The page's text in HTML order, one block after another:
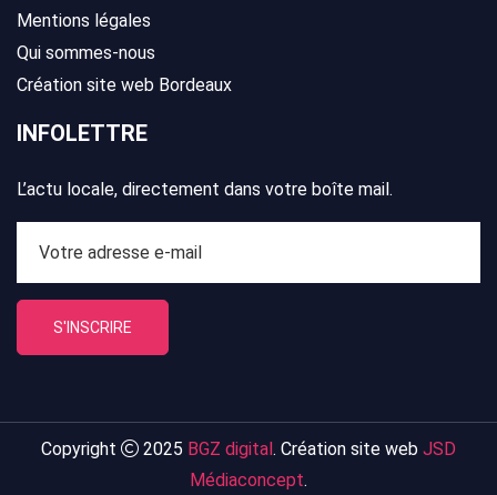
Mentions légales
Qui sommes-nous
Création site web Bordeaux
INFOLETTRE
L’actu locale, directement dans votre boîte mail.
S'INSCRIRE
Copyright 2025 BGZ digital. Création site web JSD
Médiaconcept.